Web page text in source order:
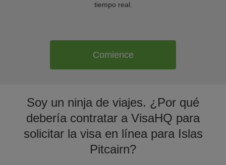
tiempo real.
Comience
Soy un ninja de viajes. ¿Por qué
debería contratar a VisaHQ para
solicitar la visa en línea para Islas
Pitcairn?